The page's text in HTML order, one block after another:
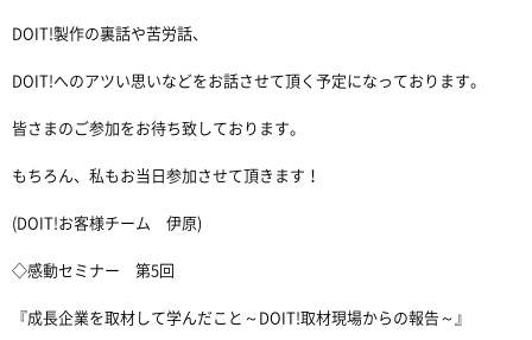
DOIT!製作の裏話や苦労話、
DOIT!へのアツい思いなどをお話させて頂く予定になっております。
皆さまのご参加をお待ち致しております。
もちろん、私もお当日参加させて頂きます！
(DOIT!お客様チーム 伊原)
◇感動セミナー 第5回
『成長企業を取材して学んだこと～DOIT!取材現場からの報告～』